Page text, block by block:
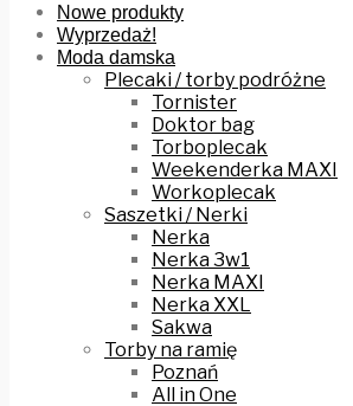
Nowe produkty
Wyprzedaż!
Moda damska
Plecaki / torby podróżne
Tornister
Doktor bag
Torboplecak
Weekenderka MAXI
Workoplecak
Saszetki / Nerki
Nerka
Nerka 3w1
Nerka MAXI
Nerka XXL
Sakwa
Torby na ramię
Poznań
All in One